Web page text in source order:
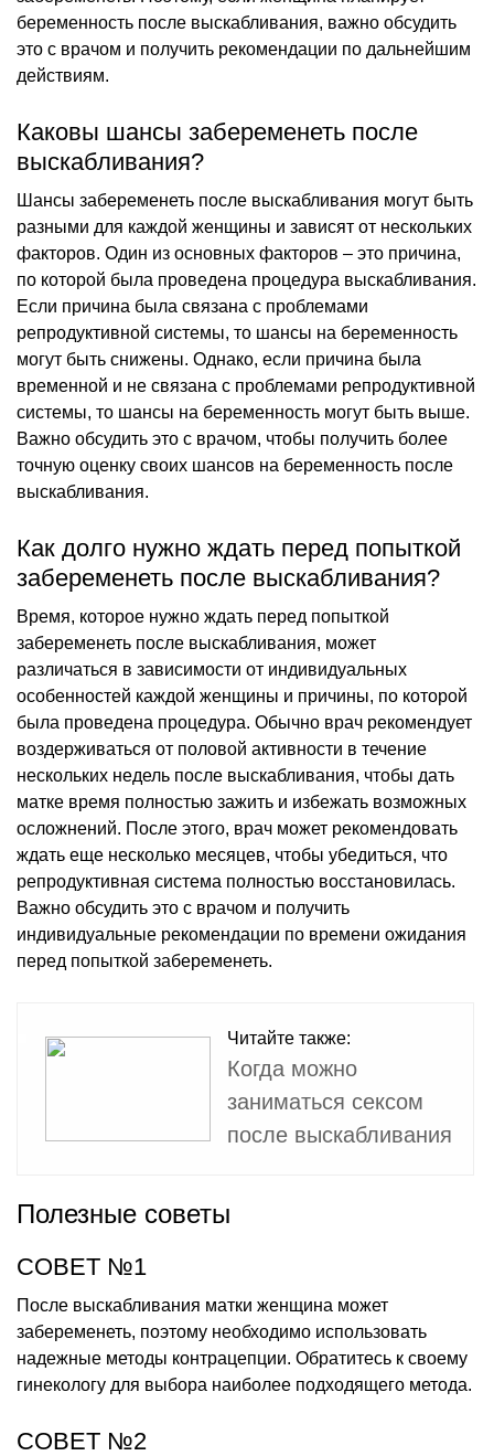
беременность после выскабливания, важно обсудить
это с врачом и получить рекомендации по дальнейшим
действиям.
Каковы шансы забеременеть после
выскабливания?
Шансы забеременеть после выскабливания могут быть
разными для каждой женщины и зависят от нескольких
факторов. Один из основных факторов – это причина,
по которой была проведена процедура выскабливания.
Если причина была связана с проблемами
репродуктивной системы, то шансы на беременность
могут быть снижены. Однако, если причина была
временной и не связана с проблемами репродуктивной
системы, то шансы на беременность могут быть выше.
Важно обсудить это с врачом, чтобы получить более
точную оценку своих шансов на беременность после
выскабливания.
Как долго нужно ждать перед попыткой
забеременеть после выскабливания?
Время, которое нужно ждать перед попыткой
забеременеть после выскабливания, может
различаться в зависимости от индивидуальных
особенностей каждой женщины и причины, по которой
была проведена процедура. Обычно врач рекомендует
воздерживаться от половой активности в течение
нескольких недель после выскабливания, чтобы дать
матке время полностью зажить и избежать возможных
осложнений. После этого, врач может рекомендовать
ждать еще несколько месяцев, чтобы убедиться, что
репродуктивная система полностью восстановилась.
Важно обсудить это с врачом и получить
индивидуальные рекомендации по времени ожидания
перед попыткой забеременеть.
Читайте также:
Когда можно
заниматься сексом
после выскабливания
Полезные советы
СОВЕТ №1
После выскабливания матки женщина может
забеременеть, поэтому необходимо использовать
надежные методы контрацепции. Обратитесь к своему
гинекологу для выбора наиболее подходящего метода.
СОВЕТ №2